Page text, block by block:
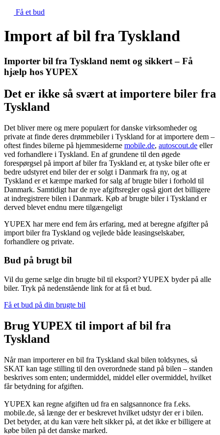
Få et bud
Import af bil fra Tyskland
Importer bil fra Tyskland nemt og sikkert – Få
hjælp hos YUPEX
Det er ikke så svært at importere biler fra
Tyskland
Det bliver mere og mere populært for danske virksomheder og
private at finde deres drømmebiler i Tyskland for at importere dem –
oftest findes bilerne på hjemmesiderne mobile.de, autoscout.de eller
ved forhandlere i Tyskland. En af grundene til den øgede
forespørgsel på import af biler fra Tyskland er, at tyske biler ofte er
bedre udstyret end biler der er solgt i Danmark fra ny, og at
Tyskland er et kæmpe marked for salg af brugte biler i forhold til
Danmark. Samtidigt har de nye afgiftsregler også gjort det billigere
at indregistrere bilen i Danmark. Køb af brugte biler i Tyskland er
derved blevet endnu mere tilgængeligt
YUPEX har mere end fem års erfaring, med at beregne afgifter på
import biler fra Tyskland og vejlede både leasingselskaber,
forhandlere og private.
Bud på brugt bil
Vil du gerne sælge din brugte bil til eksport? YUPEX byder på alle
biler. Tryk på nedenstående link for at få et bud.
Få et bud på din brugte bil
Brug YUPEX til import af bil fra
Tyskland
Når man importerer en bil fra Tyskland skal bilen toldsynes, så
SKAT kan tage stilling til den overordnede stand på bilen – standen
beskrives som enten; undermiddel, middel eller overmiddel, hvilket
får betydning for afgiften.
YUPEX kan regne afgiften ud fra en salgsannonce fra f.eks.
mobile.de, så længe der er beskrevet hvilket udstyr der er i bilen.
Det betyder, at du kan være helt sikker på, at det ikke er billigere at
købe bilen på det danske marked.